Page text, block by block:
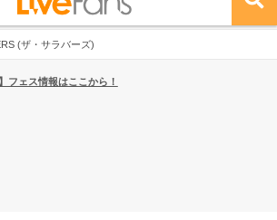
(ザ・サラバーズ)
ング】2026年上半期編発表！
フェス情報はここから！